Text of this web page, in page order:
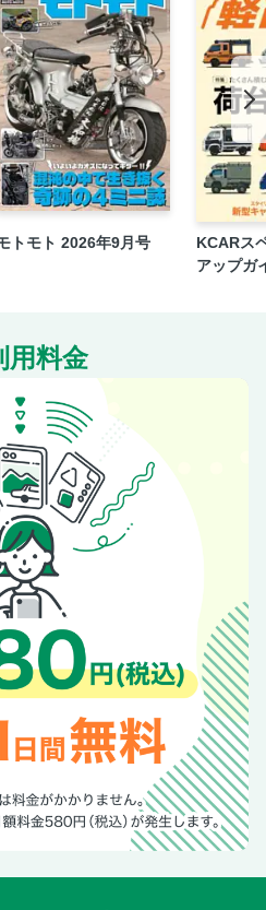
ー250
魅力 Vol.1
ジャパン ラウンド1：鈴鹿サー
への道
どうしゃのすべて Vol.6 告知
リーズ 第645弾 新型アルファー
て 告知
リーズ 第644弾 スズキ・ジムニ
ロールス・ロイス編
トモト 2026年9月号
KCARス
アップガ
用料金